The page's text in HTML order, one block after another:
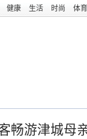
健康 生活 时尚 体育
畅游津城母